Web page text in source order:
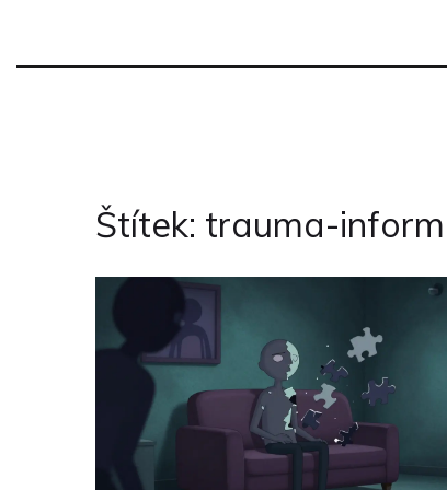
Štítek: trauma-